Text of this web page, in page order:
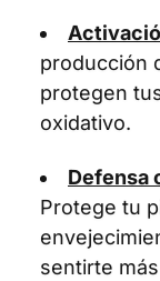
producción
protegen
oxidativo.
Defensa
Protege tu
sentirte